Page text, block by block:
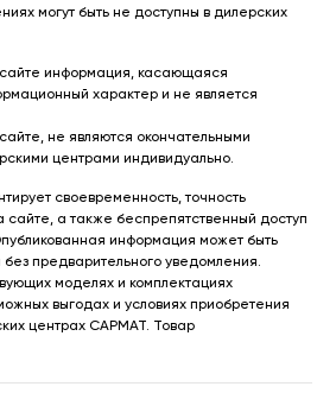
могут быть не доступны в дилерских
информация, касающаяся
характер и не является
не являются окончательными
центрами индивидуально.
своевременность, точность
сайте, а также беспрепятственный доступ
информация может быть
предварительного уведомления.
моделях и комплектациях
выгодах и условиях приобретения
центрах САРМАТ. Товар